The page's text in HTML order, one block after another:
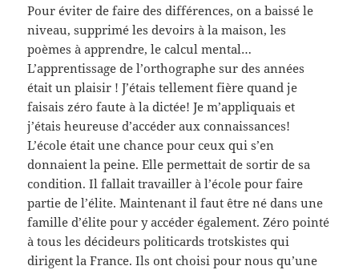
Pour éviter de faire des différences, on a baissé le
niveau, supprimé les devoirs à la maison, les
poèmes à apprendre, le calcul mental…
L’apprentissage de l’orthographe sur des années
était un plaisir ! J’étais tellement fière quand je
faisais zéro faute à la dictée! Je m’appliquais et
j’étais heureuse d’accéder aux connaissances!
L’école était une chance pour ceux qui s’en
donnaient la peine. Elle permettait de sortir de sa
condition. Il fallait travailler à l’école pour faire
partie de l’élite. Maintenant il faut être né dans une
famille d’élite pour y accéder également. Zéro pointé
à tous les décideurs politicards trotskistes qui
dirigent la France. Ils ont choisi pour nous qu’une